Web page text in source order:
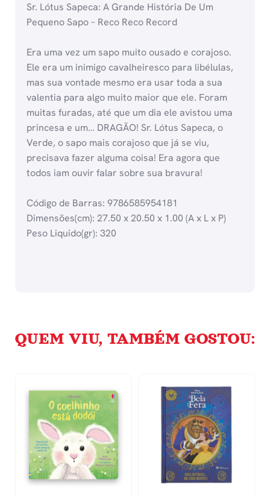
Sr. Lótus Sapeca: A Grande História De Um
Pequeno Sapo – Reco Reco Record
Era uma vez um sapo muito ousado e corajoso.
Ele era um inimigo cavalheiresco para libélulas,
mas sua vontade mesmo era usar toda a sua
valentia para algo muito maior que ele. Foram
muitas furadas, até que um dia ele avistou uma
princesa e um… DRAGÃO! Sr. Lótus Sapeca, o
Verde, o sapo mais corajoso que já se viu,
precisava fazer alguma coisa! Era agora que
todos iam ouvir falar sobre sua bravura!
Código de Barras: 9786585954181
Dimensões(cm): 27.50 x 20.50 x 1.00 (A x L x P)
Peso Liquido(gr): 320
QUEM VIU, TAMBÉM GOSTOU: